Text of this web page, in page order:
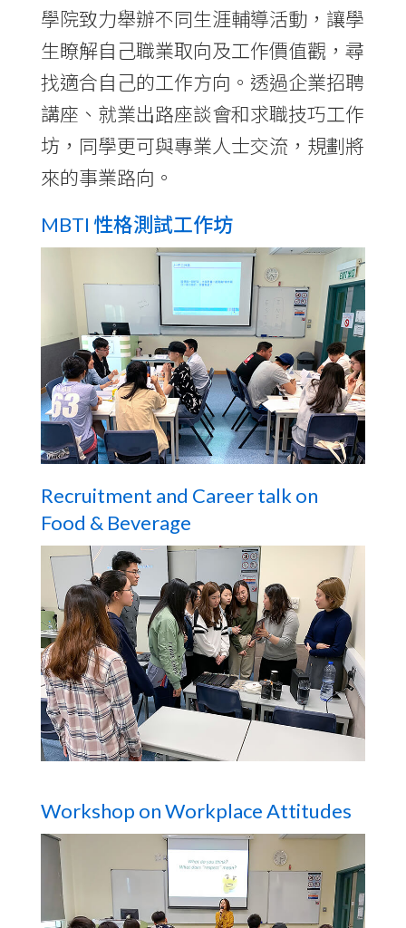
學院致力舉辦不同生涯輔導活動，讓學
生瞭解自己職業取向及工作價值觀，尋
找適合自己的工作方向。透過企業招聘
講座、就業出路座談會和求職技巧工作
坊，同學更可與專業人士交流，規劃將
來的事業路向。
MBTI 性格測試工作坊
Recruitment and Career talk on
Food & Beverage
Workshop on Workplace Attitudes